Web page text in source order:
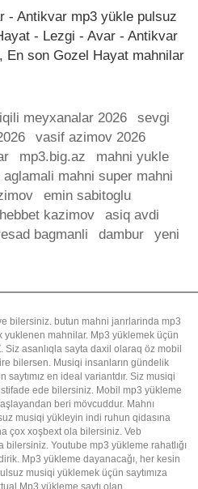
- Antikvar mp3 yükle pulsuz
- Lezgi - Avar - Antikvar
En son Gozel Hayat mahnilar
meyxanalar 2026
sevgi
vasif azimov 2026
mp3.big.az
mahni yukle
aglamali mahni super mahni
emin sabitoglu
kazimov
asiq avdi
bagmanli dambur
yeni
bilersiniz. butun mahni janrlarinda mp3
mahnilar. Mp3 yüklemek üçün
asanlıqla sayta daxil olaraq öz mobil
bilersen. Musiqi insanların gündelik
saytımız en ideal variantdır. Siz musiqi
ede bilersiniz. Mobil mp3 yükleme
beri mövcuddur. Mahnı
musiqi yükleyin indi ruhun qidasına
çox xoşbext ola bilersiniz. Veb
bilersiniz. Youtube mp3 yükleme rahatlığı
Mp3 yükleme dayanacağı, her kesin
musiqi yüklemek üçün saytımıza
Mp3 yükleme saytı olan